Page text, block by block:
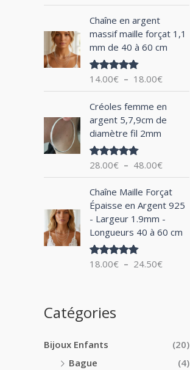
:
e
r
i
:
2
0
2
4
.
0
€
Chaîne en argent
massif maille forçat 1,1
mm de 40 à 60 cm
Note5.00
14.00€ – 18.00€
a
g
d
e
p
r
:
1
4
0
Créoles femme en
argent 5,7,9cm de
diamètre fil 2mm
Note5.00
28.00€ – 48.00€
l
a
d
e
p
r
i
x
:
Chaîne Maille Forçat
Épaisse en Argent 925
- Largeur 1.9mm -
Longueurs 40 à 60 cm
Note5.00
18.00€ – 24.50€
l
a
e
Catégories
Bijoux Enfants
(20)
Bague
(4)